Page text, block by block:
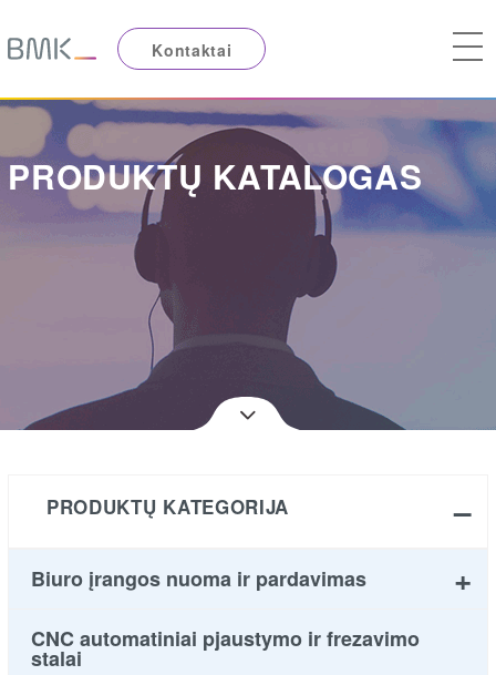
Kontaktai
PRODUKTŲ KATALOGAS
PRODUKTŲ KATEGORIJA
Biuro įrangos nuoma ir pardavimas
CNC automatiniai pjaustymo ir frezavimo
stalai